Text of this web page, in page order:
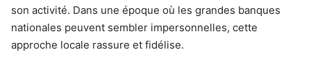
son activité. Dans une époque où les grandes banques
nationales peuvent sembler impersonnelles, cette
approche locale rassure et fidélise.